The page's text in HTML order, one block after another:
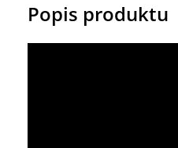
Popis produktu